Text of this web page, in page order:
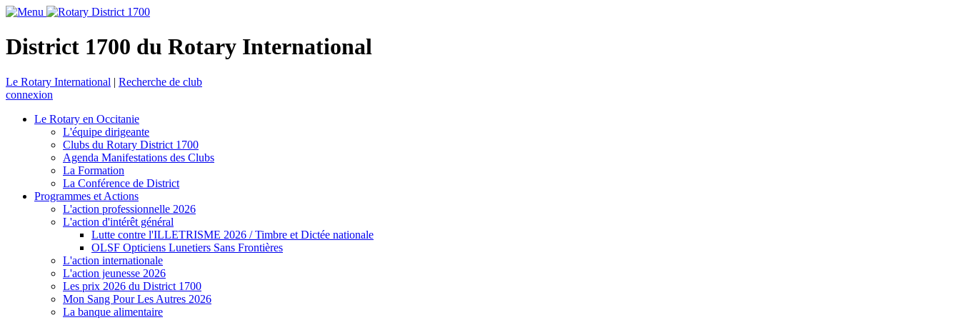
District 1700 du Rotary International
Le Rotary International | Recherche de club
connexion
Le Rotary en Occitanie
L'équipe dirigeante
Clubs du Rotary District 1700
Agenda Manifestations des Clubs
La Formation
La Conférence de District
Programmes et Actions
L'action professionnelle 2026
L'action d'intérêt général
Lutte contre l'ILLETRISME 2026 / Timbre et Dictée nationale
OLSF Opticiens Lunetiers Sans Frontières
L'action internationale
L'action jeunesse 2026
Les prix 2026 du District 1700
Mon Sang Pour Les Autres 2026
La banque alimentaire